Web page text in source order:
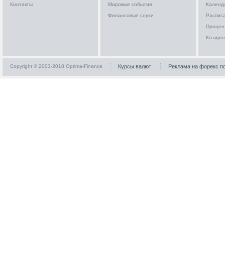
Контакты
Мировые события
Финансовые слухи
Copyright © 2003-2018 Optima-Finance Курсы валют Реклама на форекс